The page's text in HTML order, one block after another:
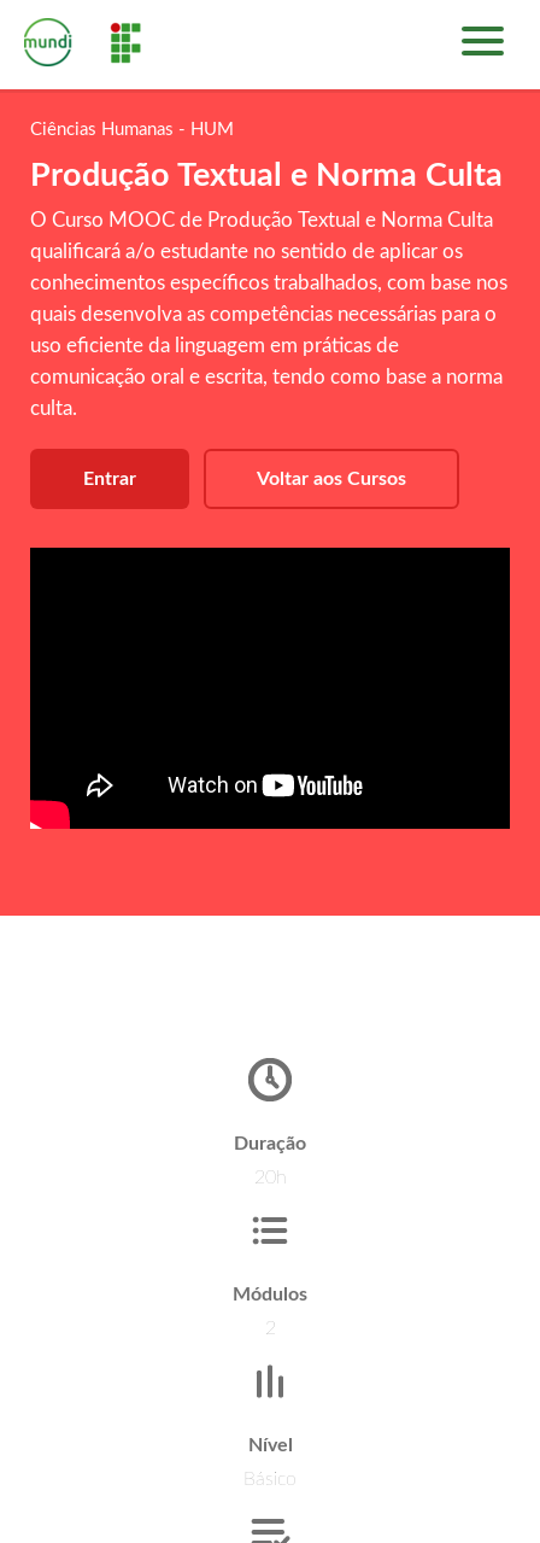
PLATAFORMA DE CURSOS
ENTRAR
Ciências Humanas - HUM
Produção Textual e Norma Culta
O Curso MOOC de Produção Textual e Norma Culta
qualificará a/o estudante no sentido de aplicar os
conhecimentos específicos trabalhados, com base nos
quais desenvolva as competências necessárias para o
uso eficiente da linguagem em práticas de
comunicação oral e escrita, tendo como base a norma
culta.
Entrar Voltar aos Cursos
Duração
20h
Módulos
2
Nível
Básico